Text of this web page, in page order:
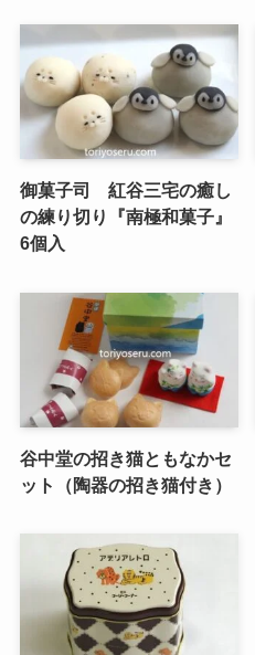
御菓子司 紅谷三宅の癒し
の練り切り『南極和菓子』
6個入
谷中堂の招き猫ともなかセ
ット（陶器の招き猫付き）